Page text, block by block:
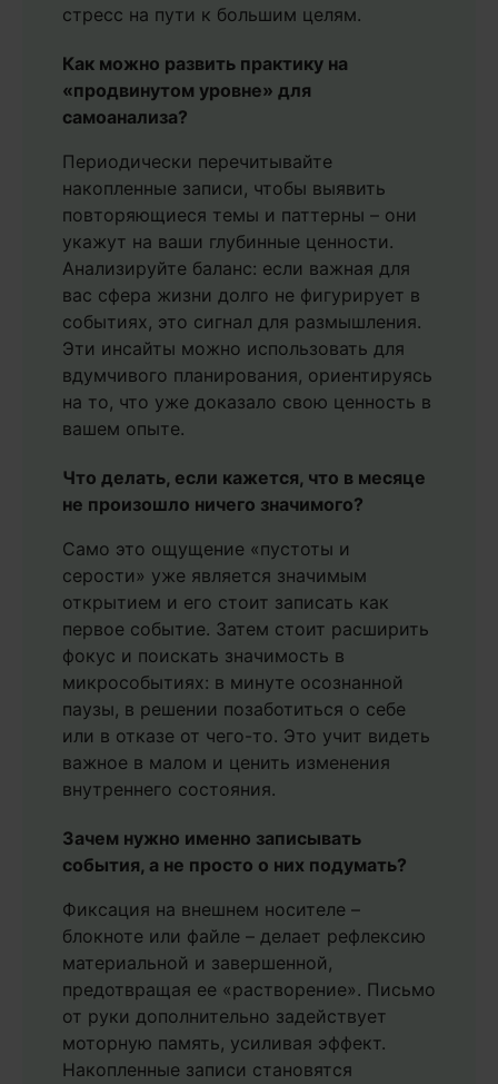
стресс на пути к большим целям.
Как можно развить практику на
«продвинутом уровне» для
самоанализа?
Периодически перечитывайте
накопленные записи, чтобы выявить
повторяющиеся темы и паттерны – они
укажут на ваши глубинные ценности.
Анализируйте баланс: если важная для
вас сфера жизни долго не фигурирует в
событиях, это сигнал для размышления.
Эти инсайты можно использовать для
вдумчивого планирования, ориентируясь
на то, что уже доказало свою ценность в
вашем опыте.
Что делать, если кажется, что в месяце
не произошло ничего значимого?
Само это ощущение «пустоты и
серости» уже является значимым
открытием и его стоит записать как
первое событие. Затем стоит расширить
фокус и поискать значимость в
микрособытиях: в минуте осознанной
паузы, в решении позаботиться о себе
или в отказе от чего-то. Это учит видеть
важное в малом и ценить изменения
внутреннего состояния.
Зачем нужно именно записывать
события, а не просто о них подумать?
Фиксация на внешнем носителе –
блокноте или файле – делает рефлексию
материальной и завершенной,
предотвращая ее «растворение». Письмо
от руки дополнительно задействует
моторную память, усиливая эффект.
Накопленные записи становятся